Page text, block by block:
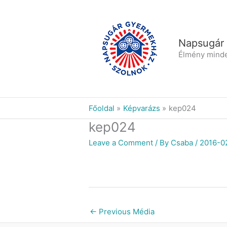
Élmény
Főoldal Képvarázs kep024
kep024
Leave a Comment / By Csaba / 2016-
← Previous Média